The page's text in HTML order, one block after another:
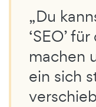
„Du
‘SEO’
machen
ein sich